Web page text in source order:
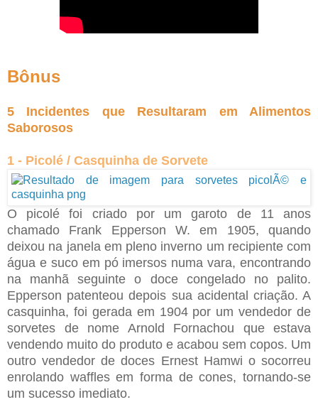
Bônus
5 Incidentes que Resultaram em Alimentos
Saborosos
1 - Picolé / Casquinha de Sorvete
O picolé foi criado por um garoto de 11 anos
chamado Frank Epperson W. em 1905, quando
deixou na janela em pleno inverno um recipiente com
água e suco em pó imersos numa vara, encontrando
na manhã seguinte o doce congelado no palito.
Epperson patenteou depois sua acidental criação. A
casquinha, foi gerada em 1904 por um vendedor de
sorvetes de nome Arnold Fornachou que estava
vendendo muito do produto e acabou sem copos. Um
outro vendedor de doces Ernest Hamwi o socorreu
enrolando waffles em forma de cones, tornando-se
um sucesso imediato.